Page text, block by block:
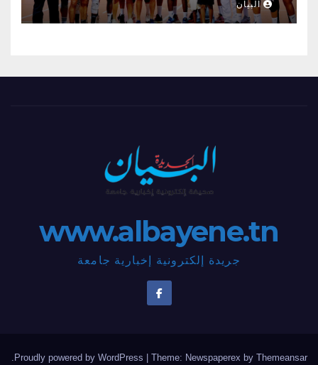
البيان
www.albayene.tn
جريدة إلكترونية إخبارية جامعة
Proudly powered by WordPress Theme: Newspaperex by Themeansar
.